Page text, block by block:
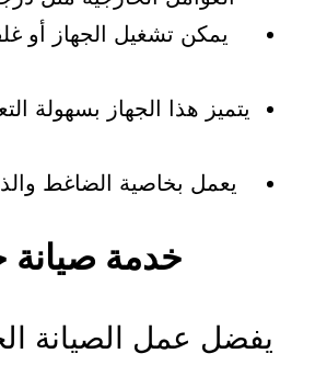
يمكن تشغيل الجهاز
يتميز هذا الجهاز بسهولة
يعمل بخاصية الضاغط
خدمة صيانة
يفضل عمل الصيانة